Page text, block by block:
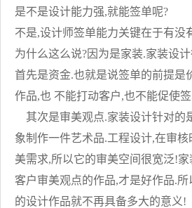
是不是设计能力强,就能签单呢?
不是,设计师签单能力关键在于有没
为什么这么说?因为是家装.家装设
首先是资金.也就是说签单的前提
作品,也 不能打动客户,也不能促使
其次是审美观点.家装设计针对的
象制作一件艺术品.工程设计,在审
美需求,所以它的审美空间很宽泛!
客户审美观点的作品,才是好作品.
的设计作品就不再具备多大的意义!